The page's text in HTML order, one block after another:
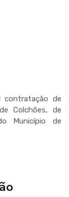
contratação de
Colchões, de
Município de